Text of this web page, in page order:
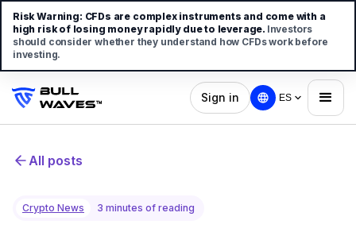
Sign in ES
All posts
Crypto News 3 minutes of reading
Risk Warning: CFDs are complex instruments and come with a
high risk of losing money rapidly due to leverage. Investors
should consider whether they understand how CFDs work before
investing.